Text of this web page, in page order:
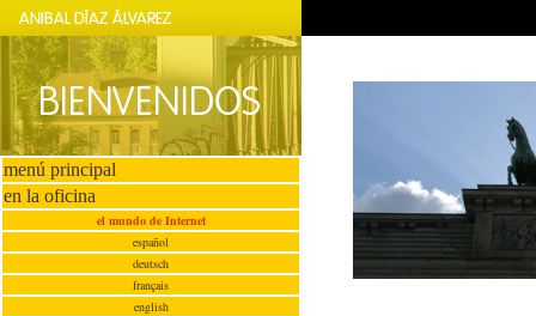
menú principal
en la oficina
el mundo de Internet
español
deutsch
français
english